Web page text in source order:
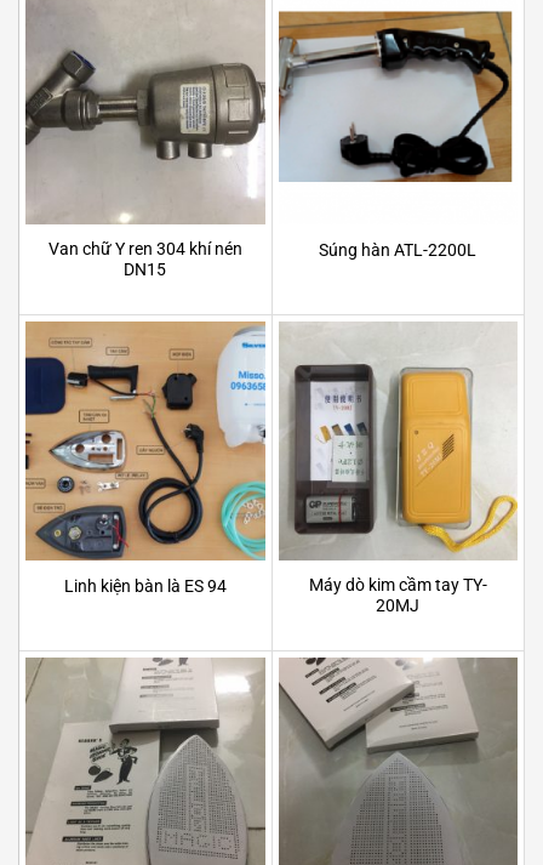
Van chữ Y ren 304 khí nén
DN15
Súng hàn ATL-2200L
Linh kiện bàn là ES 94
Máy dò kim cầm tay TY-
20MJ